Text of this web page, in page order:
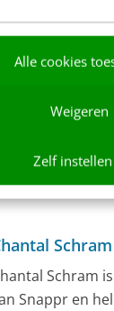
Alle cookies
Weigeren
Zelf instellen
Pioniers
vooruitstrevende
advertising is het
Schram
Schram
Snappr en